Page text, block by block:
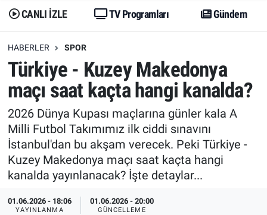
CANLI İZLE TV Programları Gündem
HABERLER SPOR
Türkiye - Kuzey Makedonya
maçı saat kaçta hangi kanalda?
2026 Dünya Kupası maçlarına günler kala A
Milli Futbol Takımımız ilk ciddi sınavını
İstanbul'dan bu akşam verecek. Peki Türkiye -
Kuzey Makedonya maçı saat kaçta hangi
kanalda yayınlanacak? İşte detaylar...
01.06.2026 - 18:06
YAYINLANMA
01.06.2026 - 20:00
GÜNCELLEME
Dünya
Erişim Bilgileri
Ekonomi
Trend
Özel Haberler
Trend
Erişim Bilgileri
Spor
Ekonomi
Dünya
Trafik Durumu
Erişim Bilgileri
Tüm Manşetler
Son Dakika Haberleri
Haber Arşivi